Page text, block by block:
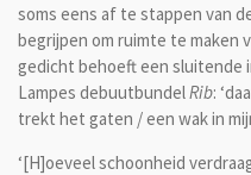
soms eens af te stappen van
begrijpen om ruimte te maken
gedicht behoeft een sluitende
Lampes debuutbundelRib:
trekt het gaten / een wak in
‘[H]oeveel schoonheid